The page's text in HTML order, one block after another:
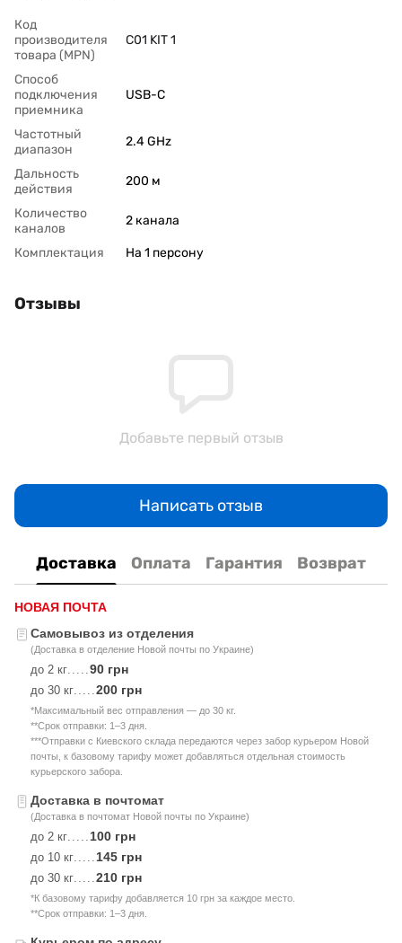
Код
производителя
товара (MPN)
C01 KIT 1
Способ
подключения
приемника
USB-C
Частотный
диапазон
2.4 GHz
Дальность
действия
200 м
Количество
каналов
2 канала
Комплектация На 1 персону
Отзывы
Добавьте первый отзыв
Написать отзыв
Доставка Оплата Гарантия Возврат
НОВАЯ ПОЧТА
Самовывоз из отделения
(Доставка в отделение Новой почты по Украине)
до 2 кг.....90 грн
до 30 кг.....200 грн
*Максимальный вес отправления — до 30 кг.
**Срок отправки: 1–3 дня.
***Отправки с Киевского склада передаются через забор курьером Новой
почты, к базовому тарифу может добавляться отдельная стоимость
курьерского забора.
Доставка в почтомат
(Доставка в почтомат Новой почты по Украине)
до 2 кг..... 100 грн
до 10 кг..... 145 грн
до 30 кг.....210 грн
*К базовому тарифу добавляется 10 грн за каждое место.
**Срок отправки: 1–3 дня.